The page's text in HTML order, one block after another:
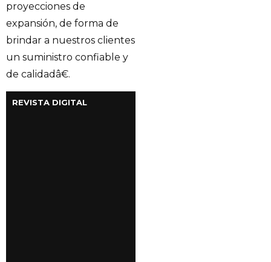
proyecciones de
expansión, de forma de
brindar a nuestros clientes
un suministro confiable y
de calidadâ€.
REVISTA DIGITAL